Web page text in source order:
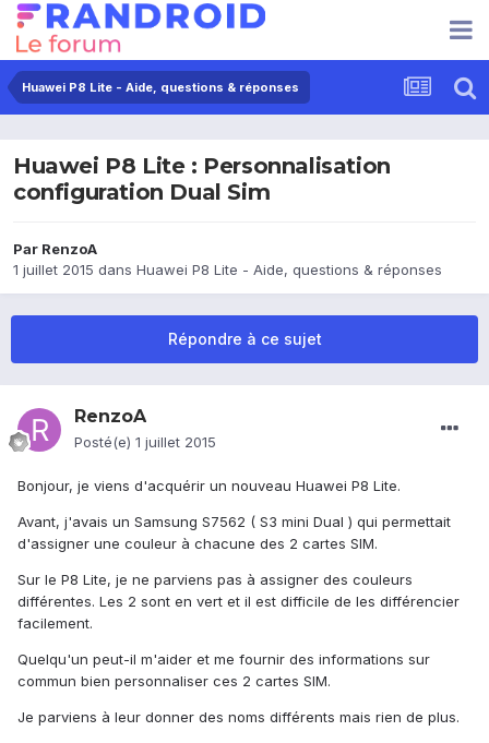
Huawei P8 Lite - Aide, questions & réponses
Huawei P8 Lite : Personnalisation
configuration Dual Sim
Par RenzoA
1 juillet 2015 dans Huawei P8 Lite - Aide, questions & réponses
Répondre à ce sujet
RenzoA
Posté(e) 1 juillet 2015
Bonjour, je viens d'acquérir un nouveau Huawei P8 Lite.
Avant, j'avais un Samsung S7562 ( S3 mini Dual ) qui permettait
d'assigner une couleur à chacune des 2 cartes SIM.
Sur le P8 Lite, je ne parviens pas à assigner des couleurs
différentes. Les 2 sont en vert et il est difficile de les différencier
facilement.
Quelqu'un peut-il m'aider et me fournir des informations sur
commun bien personnaliser ces 2 cartes SIM.
Je parviens à leur donner des noms différents mais rien de plus.